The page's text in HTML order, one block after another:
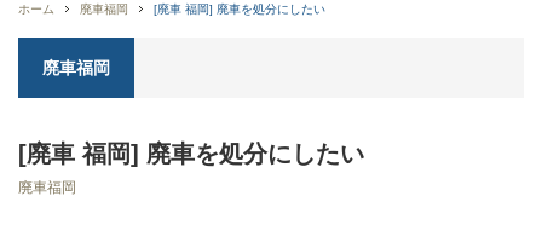
ホーム 廃車福岡 [廃車 福岡] 廃車を処分にしたい
廃車福岡
[廃車 福岡] 廃車を処分にしたい
廃車福岡